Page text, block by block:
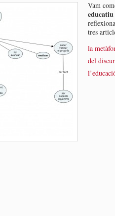
Vam
educatiu
tres
la
del